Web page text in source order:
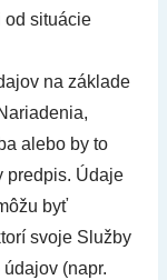
od situácie
na základe
alebo by to
predpis. Údaje
byť
svoje Služby
(napr.